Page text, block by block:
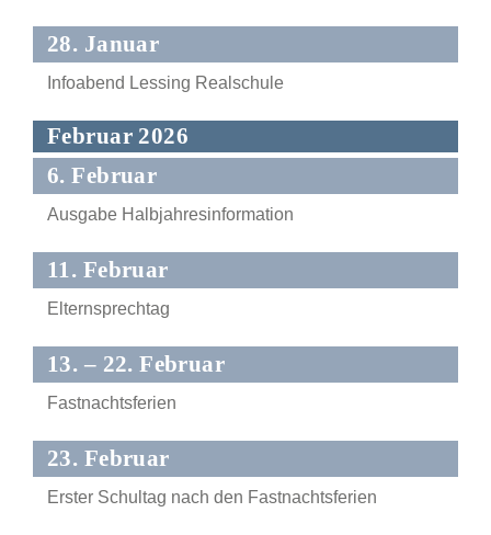
28. Januar
Infoabend Lessing Realschule
Februar 2026
6. Februar
Ausgabe Halbjahresinformation
11. Februar
Elternsprechtag
13. – 22. Februar
Fastnachtsferien
23. Februar
Erster Schultag nach den Fastnachtsferien